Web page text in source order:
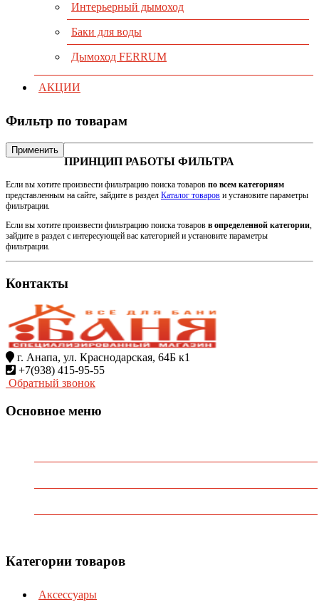
Интерьерный дымоход
Баки для воды
Дымоход FERRUM
АКЦИИ
Фильтр по товарам
Применить
ПРИНЦИП РАБОТЫ ФИЛЬТРА
Если вы хотите произвести фильтрацию поиска товаров по всем категориям
представленным на сайте, зайдите в раздел Каталог товаров и установите параметры
фильтрации.
Если вы хотите произвести фильтрацию поиска товаров в определенной категории,
зайдите в раздел с интересующей вас категорией и установите параметры
фильтрации.
Контакты
г. Анапа, ул. Краснодарская, 64Б к1
+7(938) 415-95-55
Обратный звонок
Основное меню
Категории товаров
Аксессуары